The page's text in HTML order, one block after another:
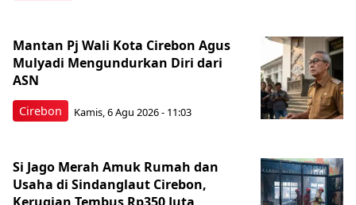
Cirebon
Mantan Pj Wali Kota Cirebon Agus
Mulyadi Mengundurkan Diri dari
ASN
Kamis, 6 Agu 2026 - 11:03
Si Jago Merah Amuk Rumah dan
Usaha di Sindanglaut Cirebon,